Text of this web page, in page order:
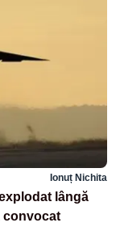
Ionuț Nichita
lângă
convocat